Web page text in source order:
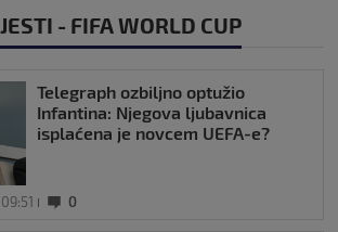
- FIFA WORLD CUP
Telegraph ozbiljno optužio
Infantina: Njegova ljubavnica
isplaćena je novcem UEFA-e?
09:51 0